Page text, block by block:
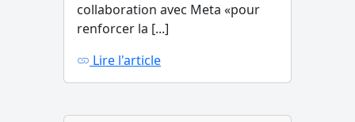
collaboration avec Meta «pour
renforcer la [...]
Lire l'article